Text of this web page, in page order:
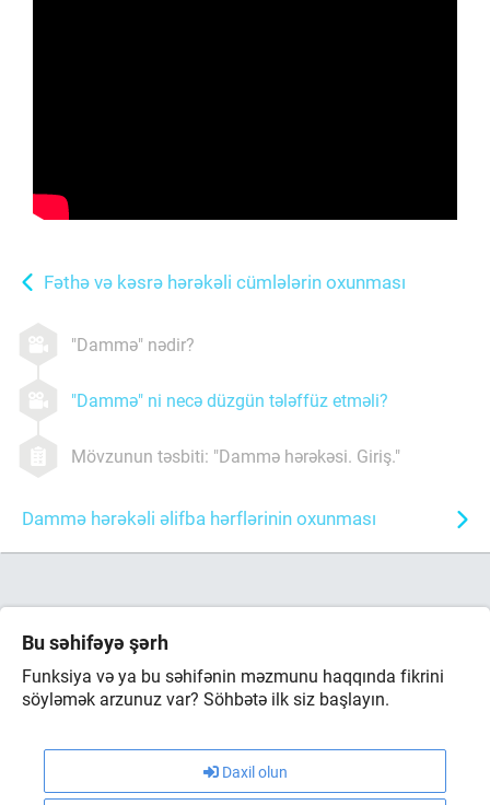
Fəthə və kəsrə hərəkəli cümlələrin oxunması
"Dammə" nədir?
"Dammə" ni necə düzgün tələffüz etməli?
Mövzunun təsbiti: "Dammə hərəkəsi. Giriş."
Dammə hərəkəli əlifba hərflərinin oxunması
Bu səhifəyə şərh
Funksiya və ya bu səhifənin məzmunu haqqında fikrini
söyləmək arzunuz var? Söhbətə ilk siz başlayın.
Daxil olun